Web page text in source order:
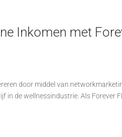
Inkomen met
door middel van
in de wellnessindustrie. Als Forever